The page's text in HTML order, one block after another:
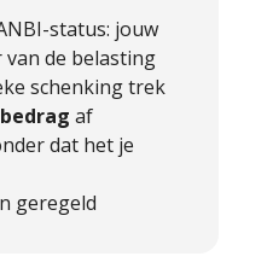
status: jouw
de belasting
schenking trek
af
dat het je
geregeld